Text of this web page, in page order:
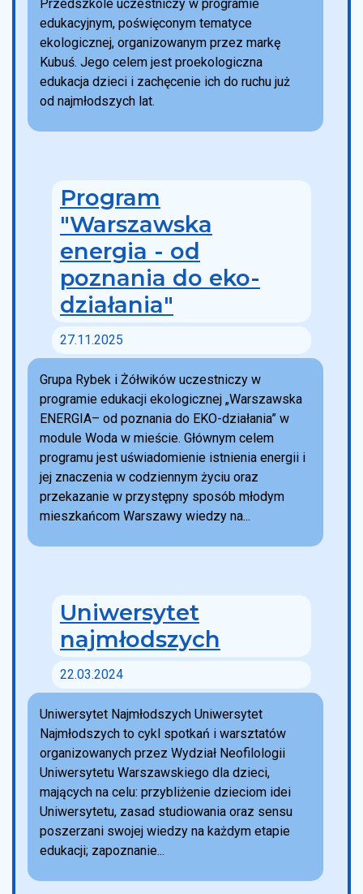
Przedszkole uczestniczy w programie
edukacyjnym, poświęconym tematyce
ekologicznej, organizowanym przez markę
Kubuś. Jego celem jest proekologiczna
edukacja dzieci i zachęcenie ich do ruchu już
od najmłodszych lat.
Program
"Warszawska
energia - od
poznania do eko-
działania"
27.11.2025
Grupa Rybek i Żółwików uczestniczy w
programie edukacji ekologicznej „Warszawska
ENERGIA– od poznania do EKO-działania” w
module Woda w mieście. Głównym celem
programu jest uświadomienie istnienia energii i
jej znaczenia w codziennym życiu oraz
przekazanie w przystępny sposób młodym
mieszkańcom Warszawy wiedzy na...
Uniwersytet
najmłodszych
22.03.2024
Uniwersytet Najmłodszych Uniwersytet
Najmłodszych to cykl spotkań i warsztatów
organizowanych przez Wydział Neofilologii
Uniwersytetu Warszawskiego dla dzieci,
mających na celu: przybliżenie dzieciom idei
Uniwersytetu, zasad studiowania oraz sensu
poszerzani swojej wiedzy na każdym etapie
edukacji; zapoznanie...